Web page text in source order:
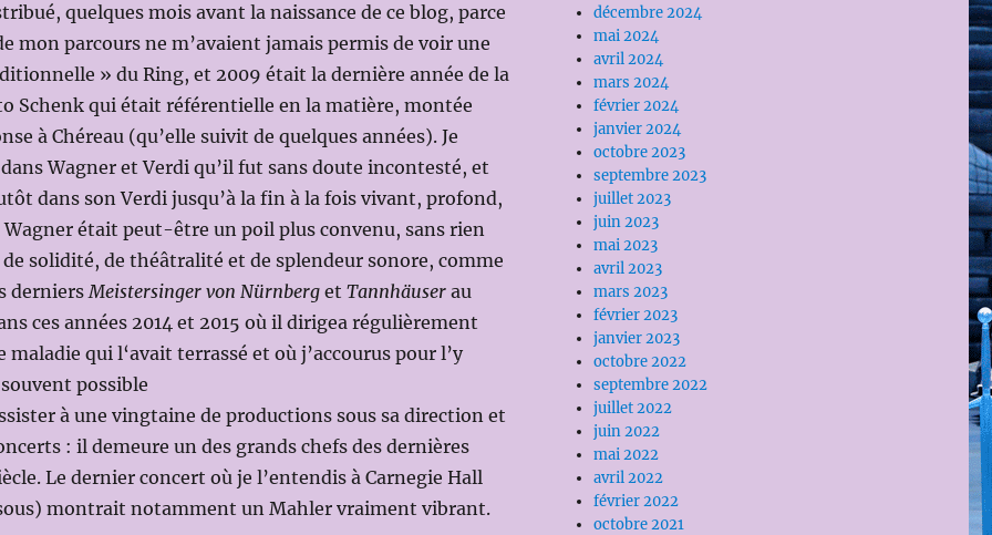
quelques mois avant la naissance de ce blog, parce
mon parcours ne m’avaient jamais permis de voir une
» du Ring, et 2009 était la dernière année de la
Schenk qui était référentielle en la matière, montée
à Chéreau (qu’elle suivit de quelques années). Je
Wagner et Verdi qu’il fut sans doute incontesté, et
dans son Verdi jusqu’à la fin à la fois vivant, profond,
était peut-être un poil plus convenu, sans rien
solidité, de théâtralité et de splendeur sonore, comme
derniersMeistersinger von Nürnberget Tannhäuserau
ces années 2014 et 2015 où il dirigea régulièrement
qui l‘avait terrassé et où j’accourus pour l’y
possible
à une vingtaine de productions sous sa direction et
: il demeure un des grands chefs des dernières
Le dernier concert où je l’entendis à Carnegie Hall
montrait notamment un Mahler vraiment vibrant.
décembre 2024
mai 2024
avril 2024
mars 2024
février 2024
janvier 2024
octobre 2023
septembre 2023
juillet 2023
juin 2023
mai 2023
avril 2023
mars 2023
février 2023
janvier 2023
octobre 2022
septembre 2022
juillet 2022
juin 2022
mai 2022
avril 2022
février 2022
octobre 2021